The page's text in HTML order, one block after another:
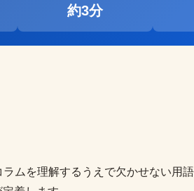
約3分
ムを理解するうえで欠かせない用